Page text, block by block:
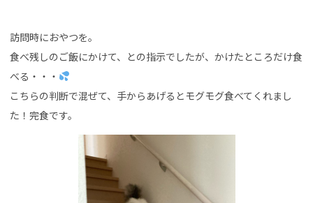
訪問時におやつを。
食べ残しのご飯にかけて、との指示でしたが、かけたところだけ食
べる・・・
こちらの判断で混ぜて、手からあげるとモグモグ食べてくれまし
た！完食です。